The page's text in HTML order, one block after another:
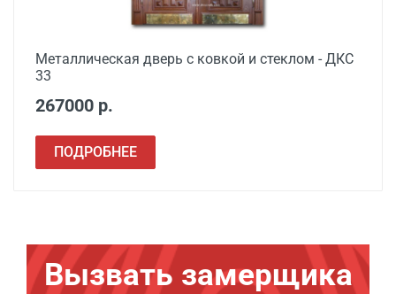
Металлическая дверь с ковкой и стеклом - ДКС
33
267000 р.
ПОДРОБНЕЕ
Вызвать замерщика